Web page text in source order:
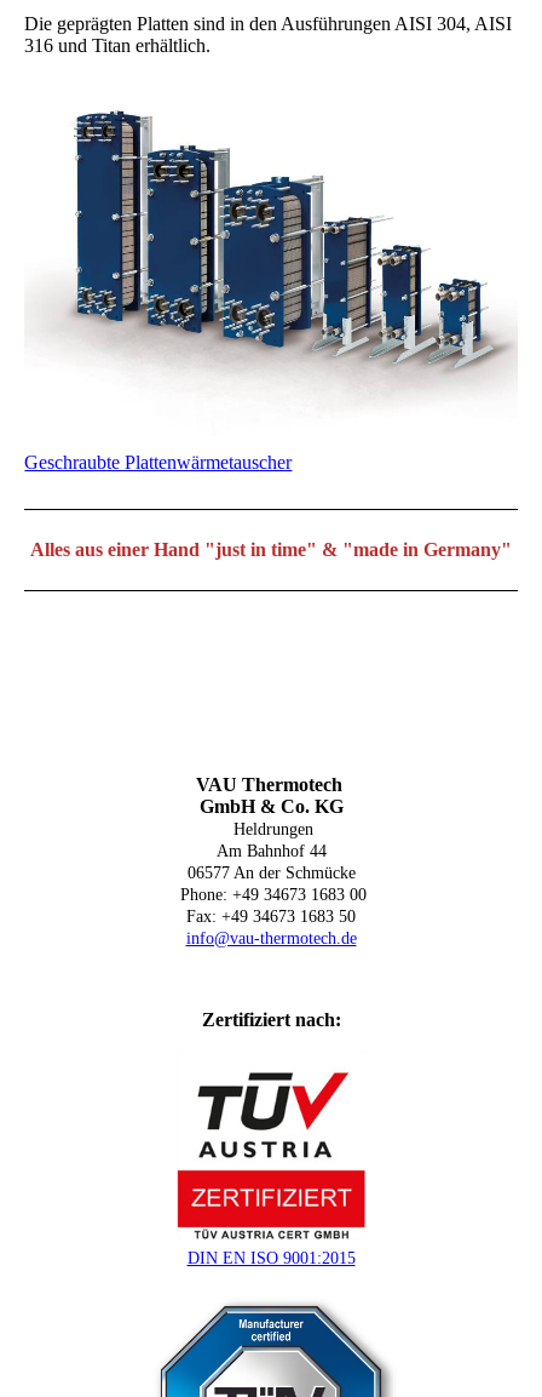
Die geprägten Platten sind in den Ausführungen AISI 304, AISI
316 und Titan erhältlich.
Geschraubte Plattenwärmetauscher
Alles aus einer Hand "just in time" & "made in Germany"
VAU Thermotech
GmbH & Co. KG
Heldrungen
Am Bahnhof 44
06577 An der Schmücke
Phone: +49 34673 1683 00
Fax: +49 34673 1683 50
info@vau-thermotech.de
Zertifiziert nach:
DIN EN ISO 9001:2015